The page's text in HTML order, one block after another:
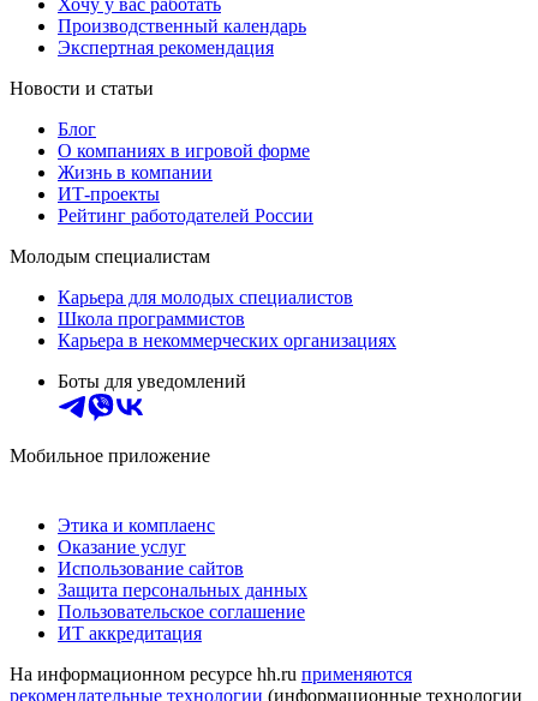
Хочу у вас работать
Производственный календарь
Экспертная рекомендация
Новости и статьи
Блог
О компаниях в игровой форме
Жизнь в компании
ИТ-проекты
Рейтинг работодателей России
Молодым специалистам
Карьера для молодых специалистов
Школа программистов
Карьера в некоммерческих организациях
Боты для уведомлений
Мобильное приложение
Этика и комплаенс
Оказание услуг
Использование сайтов
Защита персональных данных
Пользовательское соглашение
ИТ аккредитация
На информационном ресурсе hh.ru применяются
рекомендательные технологии (информационные технологии